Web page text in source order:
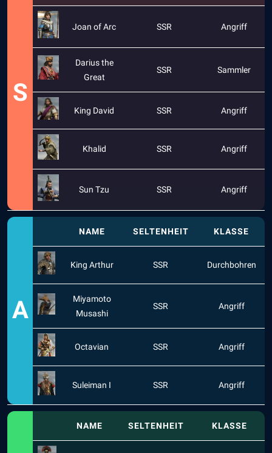
S
Joan of Arc SSR Angriff
Darius the
Great
SSR Sammler
King David SSR Angriff
Khalid SSR Angriff
Sun Tzu SSR Angriff
A
NAME SELTENHEIT KLASSE
King Arthur SSR Durchbohren
Miyamoto
Musashi
SSR Angriff
Octavian SSR Angriff
Suleiman I SSR Angriff
NAME SELTENHEIT KLASSE